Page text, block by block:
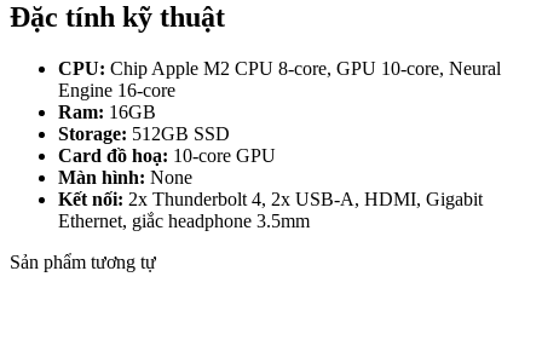
Đặc tính kỹ thuật
CPU: Chip Apple M2 CPU 8-core, GPU 10-core, Neural
Engine 16-core
Ram: 16GB
Storage: 512GB SSD
Card đồ hoạ: 10-core GPU
Màn hình: None
Kết nối: 2x Thunderbolt 4, 2x USB-A, HDMI, Gigabit
Ethernet, giắc headphone 3.5mm
Sản phẩm tương tự